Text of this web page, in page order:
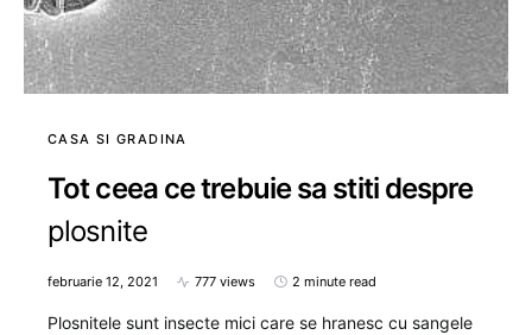
CASA SI GRADINA
Tot ceea ce trebuie sa stiti despre
plosnite
februarie 12, 2021 777 views 2 minute read
Plosnitele sunt insecte mici care se hranesc cu sangele